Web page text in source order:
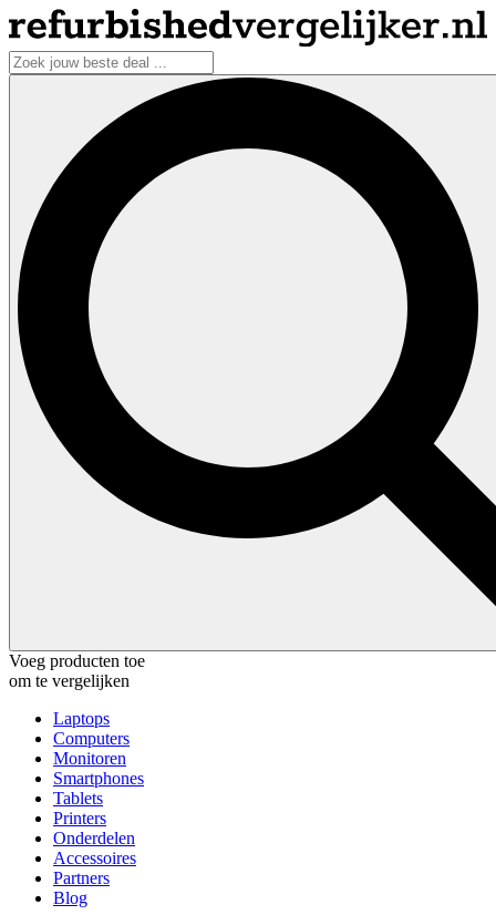
Voeg producten toe
om te vergelijken
Laptops
Computers
Monitoren
Smartphones
Tablets
Printers
Onderdelen
Accessoires
Partners
Blog